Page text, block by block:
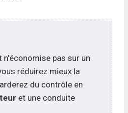
pas sur un
réduirez mieux la
du contrôle en
et une conduite